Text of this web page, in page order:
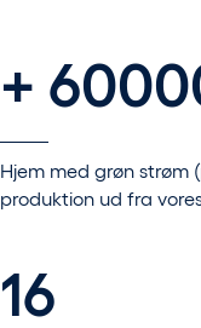
+
Hjem med grøn strøm
produktion ud fra
16